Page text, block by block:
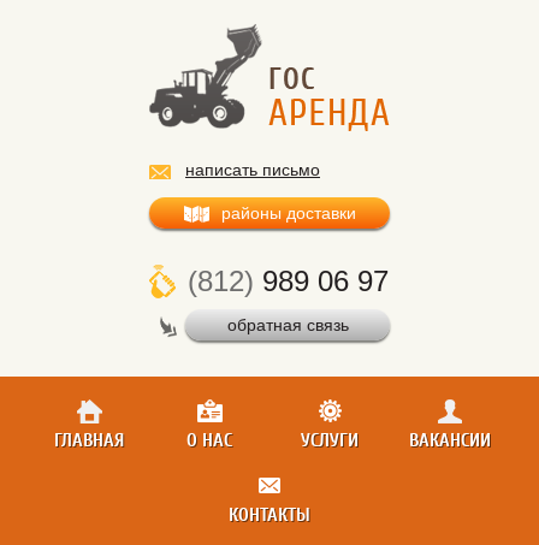
написать письмо
районы доставки
(812) 989 06 97
обратная связь
ГЛАВНАЯ О НАС УСЛУГИ ВАКАНСИИ
КОНТАКТЫ